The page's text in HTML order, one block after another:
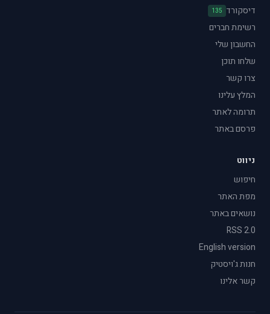
דיסקורד 135
רשימת חברים
החשבון שלי
שלחו תוכן
צרו קשר
המלץ עלינו
תרומה לאתר
פרסם באתר
ניווט
חיפוש
מפת האתר
נושאים באתר
RSS 2.0
English version
חנות ג'ויסטיק
קשר אלינו